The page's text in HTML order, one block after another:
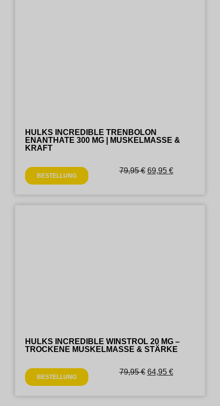
HULKS INCREDIBLE TRENBOLON
ENANTHATE 300 MG | MUSKELMASSE &
KRAFT
BESTELLUNG
79,95€ 69,95 €
HULKS INCREDIBLE WINSTROL 20 MG –
TROCKENE MUSKELMASSE & STÄRKE
BESTELLUNG
79,95€ 64,95 €